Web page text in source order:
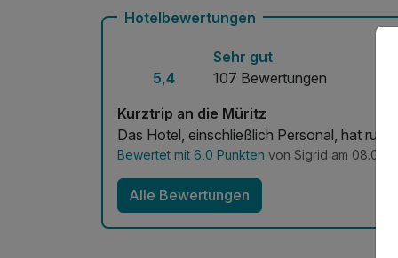
Hotelbewertungen
5,4
Sehr gut
107 Bewertungen
Kurztrip an die Müritz
Das Hotel, einschließlich Personal, hat
Bewertet mit 6,0 Punkten von Sigrid am
Alle Bewertungen